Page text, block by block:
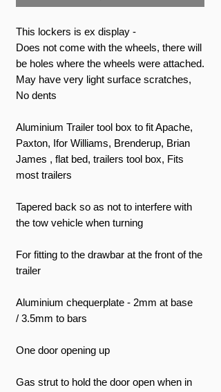
This lockers is ex display -
Does not come with the wheels, there will
be holes where the wheels were attached.
May have very light surface scratches,
No dents
Aluminium Trailer tool box to fit Apache,
Paxton, Ifor Williams, Brenderup, Brian
James , flat bed, trailers tool box, Fits
most trailers
Tapered back so as not to interfere with
the tow vehicle when turning
For fitting to the drawbar at the front of the
trailer
Aluminium chequerplate - 2mm at base
/ 3.5mm to bars
One door opening up
Gas strut to hold the door open when in